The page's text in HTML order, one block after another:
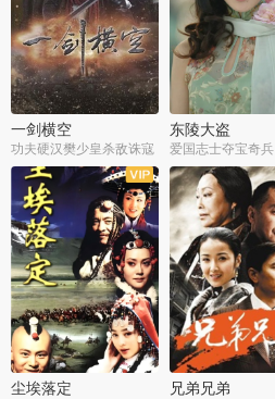
一剑横空
功夫硬汉樊少皇杀敌诛寇
东陵大盗
爱国志士夺宝奇兵
全25集
尘埃落定
全50集
兄弟兄弟